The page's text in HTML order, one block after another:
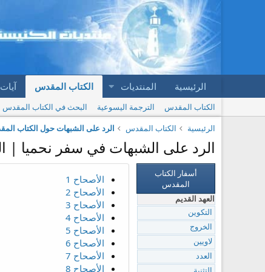
الرئيسية المنتديات الكتاب المقدس
الكتاب المقدس الترجمة اليسوعية البحث في الكتاب المقدس
الرئيسية
الكتاب المقدس الرد على الشبهات حول الكتاب
الرد على الشبهات في سفر نحميا |
الأصحاح 1
الأصحاح 2
الأصحاح 3
الأصحاح 4
الأصحاح 5
الأصحاح 6
الأصحاح 7
الأصحاح 8
أسفار الكتاب
المقدس
العهد القديم
التكوين
الخروج
لاويين
العدد